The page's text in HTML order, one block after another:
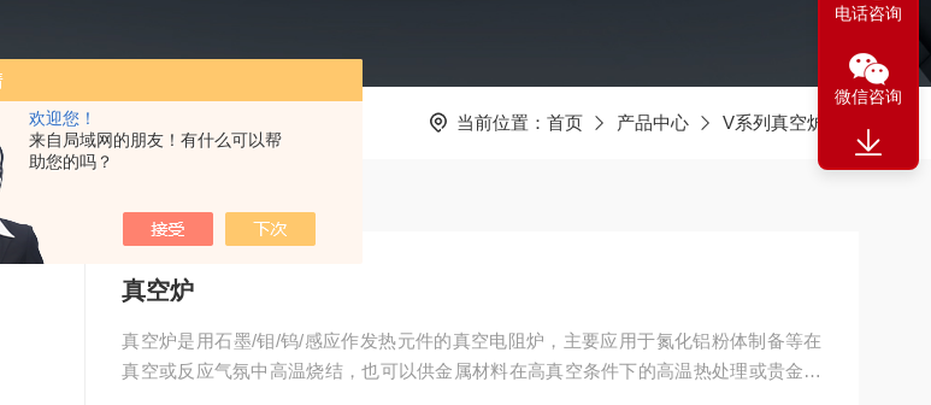
欢迎您！
来自局域网的朋友！有什么可以帮
助您的吗？
当前位置： 首页 产品中心 V系列真空炉
真空炉
真空炉是用石墨/钼/钨/感应作发热元件的真空电阻炉，主要应用于氮化铝粉体制备等在
真空或反应气氛中高温烧结，也可以供金属材料在高真空条件下的高温热处理或贵金属
电话咨询
微信咨询